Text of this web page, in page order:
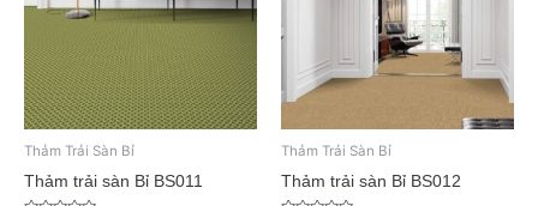
Thảm Trải Sàn Bỉ
Thảm trải sàn Bỉ BS011
Thảm Trải Sàn Bỉ
Thảm trải sàn Bỉ BS012